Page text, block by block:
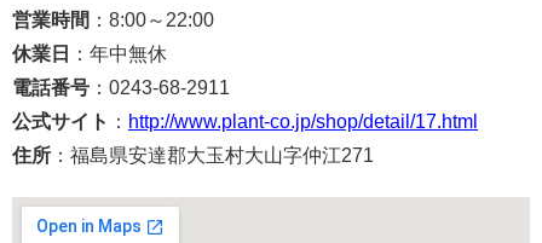
営業時間 ：8:00～22:00
休業日
：年中無休
電話番号 ：0243-68-2911
公式サイト ： http://www.plant-co.jp/shop/detail/17.html
住所 ：福島県安達郡大玉村大山字仲江271